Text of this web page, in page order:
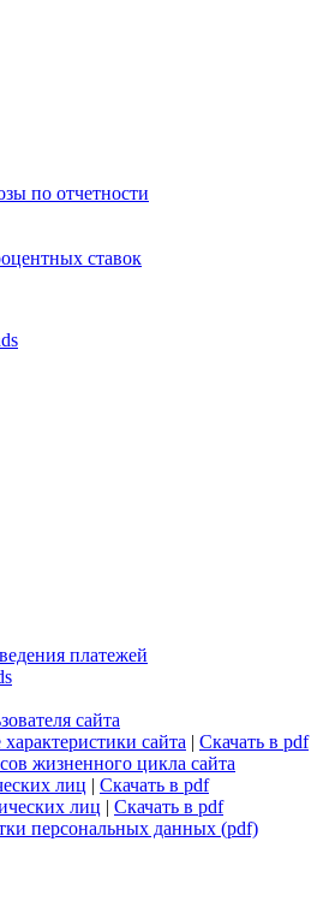
по отчетности
ставок
платежей
сайта
сайта|Скачать в pdf
жизненного цикла сайта
лиц
лиц